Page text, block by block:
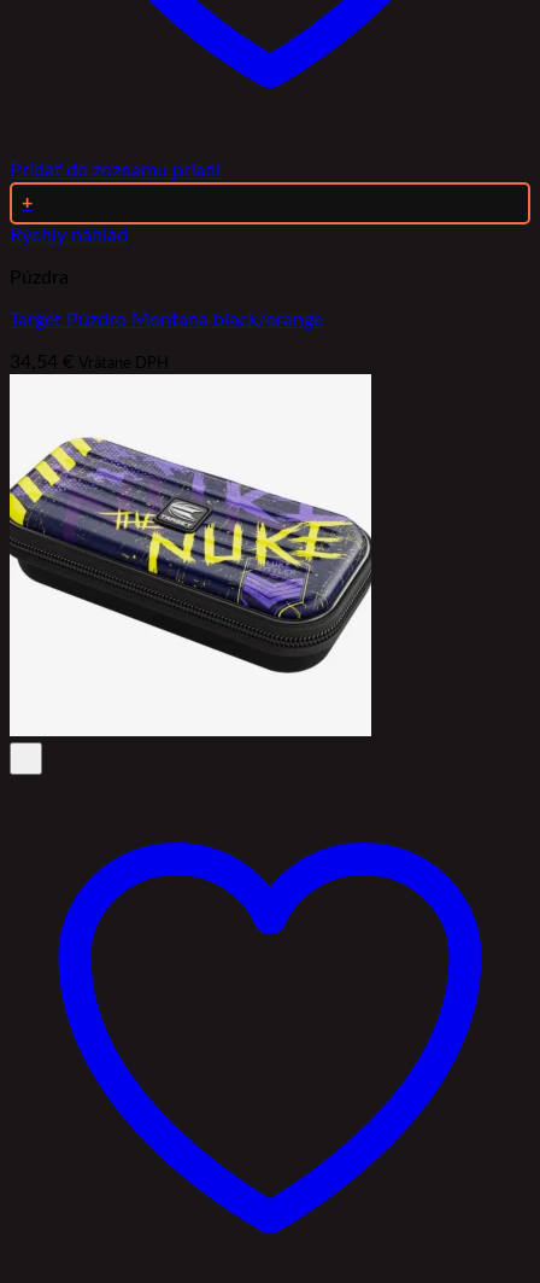
Pridať do zoznamu prianí
+
Rýchly náhľad
Púzdra
Target Púzdro Montana black/orange
34,54 € Vrátane DPH